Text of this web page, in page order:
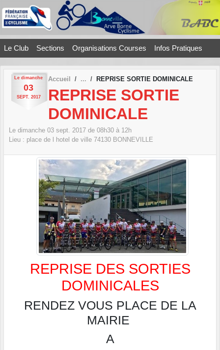
Le Club Sections Organisations Courses Infos Pratiques
Le dimanche
03
SEPT. 2017
Accueil REPRISE SORTIE DOMINICALE
REPRISE SORTIE
DOMINICALE
Le dimanche 03 sept. 2017 de 08h30 à 12h
Lieu : place de l hotel de ville 74130 BONNEVILLE
REPRISE DES SORTIES
DOMINICALES
RENDEZ VOUS PLACE DE LA
MAIRIE
A
Panneau de gestion des cookies